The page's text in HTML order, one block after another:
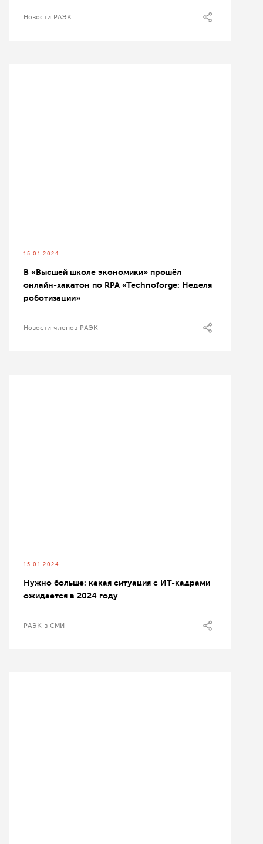
Новости РАЭК
15.01.2024
В «Высшей школе экономики» прошёл
онлайн-хакатон по RPA «Technoforge: Неделя
роботизации»
Новости членов РАЭК
15.01.2024
Нужно больше: какая ситуация с ИТ-кадрами
ожидается в 2024 году
РАЭК в СМИ